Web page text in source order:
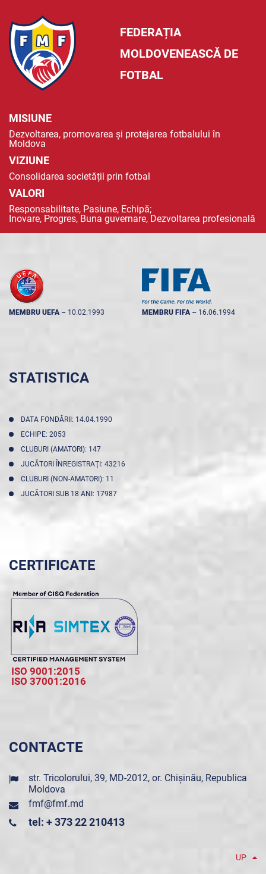
FEDERAȚIA
MOLDOVENEASCĂ DE
FOTBAL
MISIUNE
Dezvoltarea, promovarea și protejarea fotbalului în
Moldova
VIZIUNE
Consolidarea societății prin fotbal
VALORI
Responsabilitate, Pasiune, Echipă;
Inovare, Progres, Buna guvernare, Dezvoltarea profesională
MEMBRU UEFA -- 10.02.1993 MEMBRU FIFA -- 16.06.1994
STATISTICA
DATA FONDĂRII: 14.04.1990
ECHIPE: 2053
CLUBURI (AMATORI): 147
JUCĂTORI ÎNREGISTRAŢI: 43216
CLUBURI (NON-AMATORI): 11
JUCĂTORI SUB 18 ANI: 17987
CERTIFICATE
ISO 9001:2015
ISO 37001:2016
CONTACTE
str. Tricolorului, 39, MD-2012, or. Chișinău, Republica
Moldova
fmf@fmf.md
tel: + 373 22 210413
UP